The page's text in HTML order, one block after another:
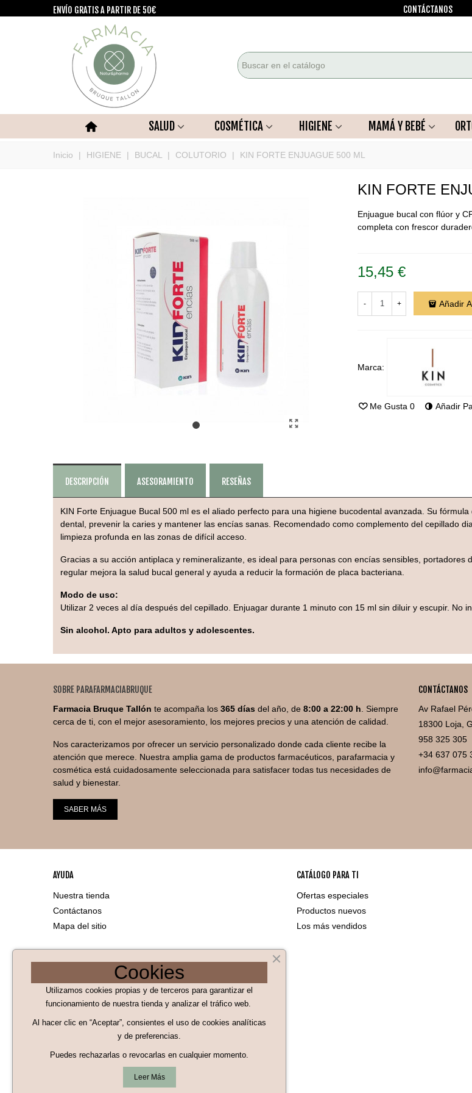
ENVÍO GRATIS A PARTIR DE 50€ CONTÁCTANOS
SALUD COSMÉTICA HIGIENE MAMÁ Y BEBÉ
Inicio | HIGIENE | BUCAL | COLUTORIO | KIN FORTE ENJUAGUE 500 ML
KIN FORTE
Enjuague bucal con flúor y
completa con frescor
15,45 €
- + Añadir
Marca:
Me Gusta 0 Añadir
DESCRIPCIÓN ASESORAMIENTO RESEÑAS
KIN Forte Enjuague Bucal 500 ml es el aliado perfecto para una higiene bucodental avanzada. Su
dental, prevenir la caries y mantener las encías sanas. Recomendado como complemento del cepillado
limpieza profunda en las zonas de difícil acceso.
Gracias a su acción antiplaca y remineralizante, es ideal para personas con encías sensibles,
regular mejora la salud bucal general y ayuda a reducir la formación de placa bacteriana.
Modo de uso:
Utilizar 2 veces al día después del cepillado. Enjuagar durante 1 minuto con 15 ml sin diluir y escupir. No
Sin alcohol. Apto para adultos y adolescentes.
SOBRE PARAFARMACIABRUQUE
Farmacia Bruque Tallón te acompaña los 365 días del año, de 8:00 a 22:00 h . Siempre
cerca de ti, con el mejor asesoramiento, los mejores precios y una atención de calidad.
Nos caracterizamos por ofrecer un servicio personalizado donde cada cliente recibe la
atención que merece. Nuestra amplia gama de productos farmacéuticos, parafarmacia y
cosmética está cuidadosamente seleccionada para satisfacer todas tus necesidades de
salud y bienestar.
SABER MÁS
CONTÁCTANOS
Av Rafael
18300 Loja,
958 325 305
+34 637 075
AYUDA
Nuestra tienda
Contáctanos
Mapa del sitio
CATÁLOGO PARA TI
Ofertas especiales
Productos nuevos
Los más vendidos
LEGAL
Políticas de Cookies
Políticas de privacidad
Términos y condiciones de uso
Cookies
Utilizamos cookies propias y de terceros para garantizar el
funcionamiento de nuestra tienda y analizar el tráfico web.
Al hacer clic en “Aceptar”, consientes el uso de cookies analíticas
y de preferencias.
Puedes rechazarlas o revocarlas en cualquier momento.
Leer Más